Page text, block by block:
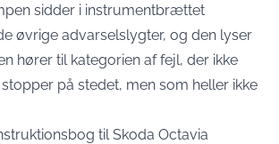
sidder i instrumentbrættet
øvrige advarselslygter, og den lyser
hører til kategorien af fejl, der ikke
på stedet, men som heller ikke
til Skoda Octavia